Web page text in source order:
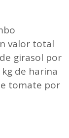
valor total
girasol por
de harina
tomate por